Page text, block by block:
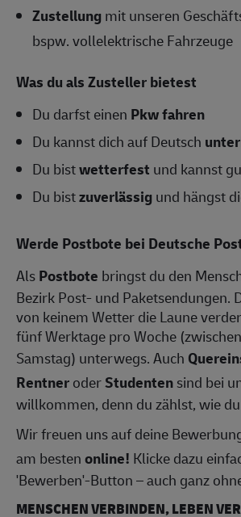
Zustellungmit unseren
bspw. vollelektrische Fahrzeuge
Was du als Zusteller bietest
Du darfst einen Pkw fahren
Du kannst dich auf Deutsch
Du bistwetterfest und kannst
Du bistzuverlässigund hängst
Werde Postbote bei Deutsche
AlsPostbote bringst du den
Bezirk Post- und Paketsendungen.
von keinem Wetter die Laune
fünf Werktage pro Woche
Samstag) unterwegs. Auch
RentneroderStudentensind bei
willkommen, denn du zählst, wie
Wir freuen uns auf deine
am bestenonline! Klicke dazu
'Bewerben'-Button – auch ganz
MENSCHEN VERBINDEN, LEBEN